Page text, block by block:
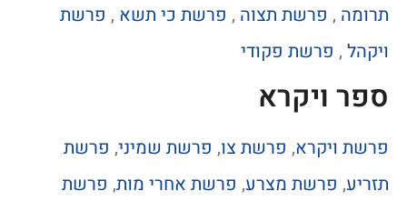
תרומה , פרשת תצוה , פרשת כי תשא , פרשת
ויקהל , פרשת פקודי
ספר ויקרא
פרשת ויקרא, פרשת צו, פרשת שמיני, פרשת
תזריע, פרשת מצרע, פרשת אחרי מות, פרשת